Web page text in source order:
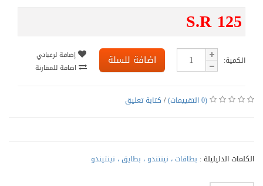
S.R 125
الكمية: اضافة للسلة
إضافة لرغباتي
اضافة للمقارنة
(0 التقييمات) / كتابة تعليق
الكلمات الدليليلة : بطاقات ، نينتندو ، بطايق ، نينتيندو